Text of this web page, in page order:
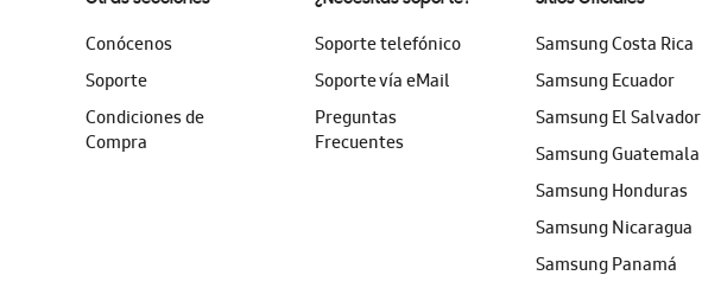
Conócenos
Soporte
Condiciones de
Compra
Soporte telefónico
Soporte vía eMail
Preguntas
Frecuentes
Samsung Costa Rica
Samsung Ecuador
Samsung El Salvador
Samsung Guatemala
Samsung Honduras
Samsung Nicaragua
Samsung Panamá